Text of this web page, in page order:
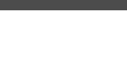
коммуникаций),
мебели.